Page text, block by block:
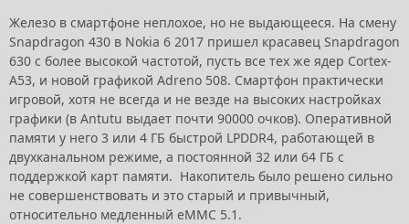
Железо в смартфоне неплохое, но не выдающееся. На смену
Snapdragon 430 в Nokia 6 2017 пришел красавец Snapdragon
630 с более высокой частотой, пусть все тех же ядер Cortex-
A53, и новой графикой Adreno 508. Смартфон практически
игровой, хотя не всегда и не везде на высоких настройках
графики (в Antutu выдает почти 90000 очков). Оперативной
памяти у него 3 или 4 ГБ быстрой LPDDR4, работающей в
двухканальном режиме, а постоянной 32 или 64 ГБ с
поддержкой карт памяти. Накопитель было решено сильно
не совершенствовать и это старый и привычный,
относительно медленный eMMC 5.1.